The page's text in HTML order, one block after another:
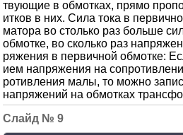
твующие в обмотках, прямо
итков в них. Сила тока в
матора во столько раз больше
обмотке, во сколько раз
ряжения в первичной обмотке:
ием напряжения на
ротивления малы, то можно
напряжений на обмотках
9